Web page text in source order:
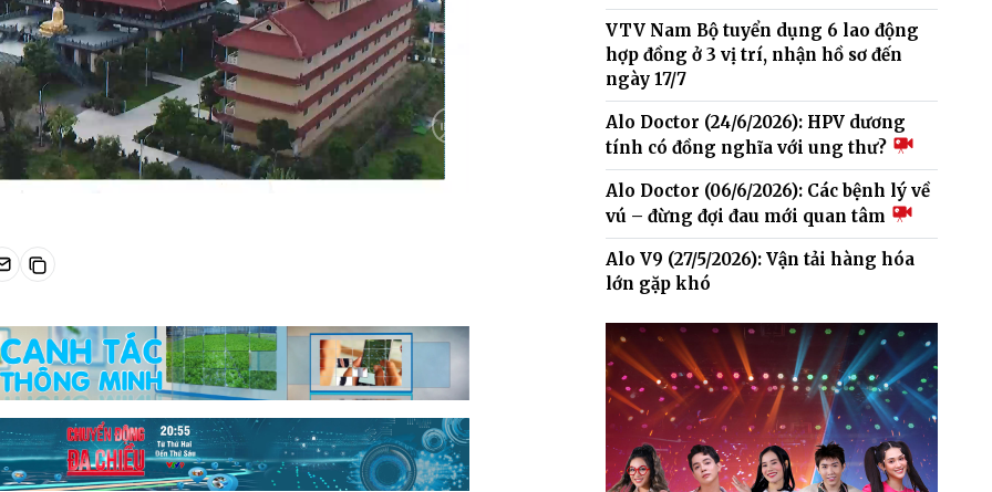
VTV Nam Bộ tuyển dụng 6 lao động
hợp đồng ở 3 vị trí, nhận hồ sơ đến
ngày 17/7
Alo Doctor (24/6/2026): HPV dương
tính có đồng nghĩa với ung thư?
Alo Doctor (06/6/2026): Các bệnh lý về
vú – đừng đợi đau mới quan tâm
Alo V9 (27/5/2026): Vận tải hàng hóa
lớn gặp khó